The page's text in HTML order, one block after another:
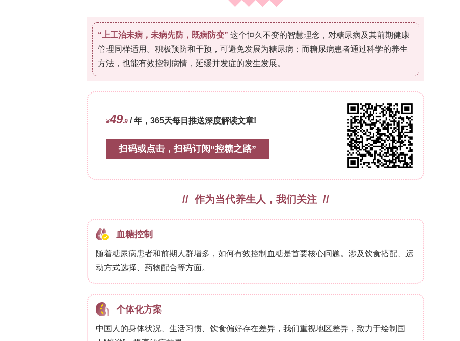
B1a细胞）主要来源于胎肝，存在于腹腔和胸腔，是天然IgM的主要来源（约占循环IgM的
80%）。先前研究表明，B1a细胞及其分泌的天然IgM在动脉粥样硬化、缺血再灌注损伤和胰
岛素抵抗等炎性疾病中具有抗炎特性。然而，B1a细胞在高血压中的作用未知。为此，研究人
员开展本研究，旨在揭示B1a细胞在高血压中的保护作用及其潜在免疫调节机制。
**主要技术方法**
研究人员使用了以下关键方法：1. 动物模型：选用C57BL/6J背景的野生型（WT）小鼠、
CD19敲除（CD19?/?）小鼠和分泌型IgM敲除（sIgM
）小鼠（由赛业生物科技苏州有限公
司构建，回交至C57BL/6J背景），均饲养于无特定病原体环境。2. 高血压诱导：通过皮下植
入微量渗透泵（Alzet 1002）持续输注血管紧张素II（Ang II，1000 ng/kg/min）14天。3.
血压测量：采用无线电遥测（HD-X11发射器）和尾套法（BP-2000系统）。4. 血管功能评
术分析免疫细胞亚群；通过组织学（苏木精-伊红和天狼星红染色）和免疫荧光评估血管损伤及
免疫细胞浸润。6. 过继转移：从WT小鼠腹腔分离B1a细胞（2×10
细胞/次，腹腔注射）或从
脾脏分离B2细胞（5×106 细胞/次，尾静脉注射），转移至受体小鼠后立即Ang II输注。7. 体
外共培养：激活的B1a细胞与脾脏CD4 T细胞共培养，检测IFNγ产生。8. RNA测序：收集腹
+ 淋巴细胞进行转录组分析。
**研究结果**